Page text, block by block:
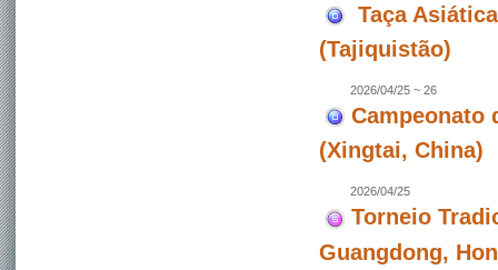
Taça
(Tajiquistão)
2026/04/25 ~ 26
Campeonato
(Xingtai, China)
2026/04/25
Torneio
Guangdong,